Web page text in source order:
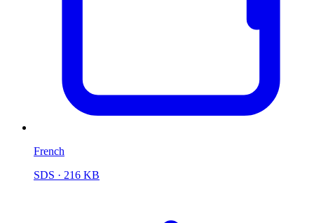
French
SDS · 216 KB